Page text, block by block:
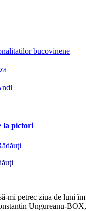
bucovinene
la pictori
mi petrec ziua de luni
Ungureanu-